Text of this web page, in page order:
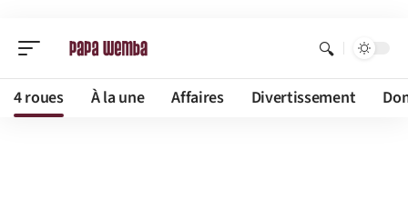
4 roues À la une Affaires Divertissement